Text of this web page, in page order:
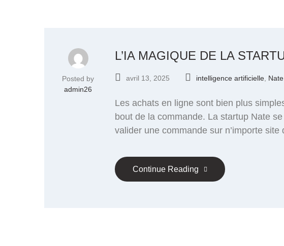
Posted by
admin26
L’IA MAGIQUE DE LA
avril 13, 2025 intelligence artificielle Nate
Les achats en ligne sont bien plus
bout de la commande. La startup Nate
valider une commande sur n’importe
Continue Reading